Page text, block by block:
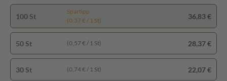
100 St
Spartipp
(0,37 € / 1 St)
36,83 €
50 St (0,57 € / 1 St) 28,37 €
30 St (0,74 € / 1 St) 22,07 €